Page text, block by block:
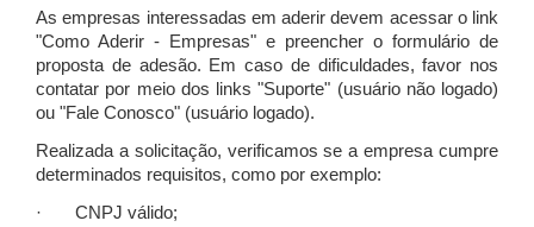
As empresas interessadas em aderir devem acessar o link
"Como Aderir - Empresas" e preencher o formulário de
proposta de adesão. Em caso de dificuldades, favor nos
contatar por meio dos links "Suporte" (usuário não logado)
ou "Fale Conosco" (usuário logado).
Realizada a solicitação, verificamos se a empresa cumpre
determinados requisitos, como por exemplo:
· CNPJ válido;